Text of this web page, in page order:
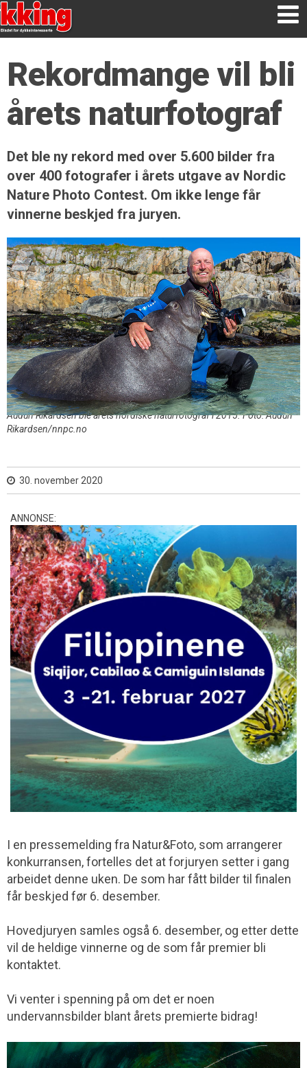
Rekordmange vil bli
årets naturfotograf
Det ble ny rekord med over 5.600 bilder fra
over 400 fotografer i årets utgave av Nordic
Nature Photo Contest. Om ikke lenge får
vinnerne beskjed fra juryen.
Audun Rikardsen ble årets nordiske naturfotograf i 2015. Foto: Audun
Rikardsen/nnpc.no
30. november 2020
ANNONSE:
I en pressemelding fra Natur&Foto, som arrangerer
konkurransen, fortelles det at forjuryen setter i gang
arbeidet denne uken. De som har fått bilder til finalen
får beskjed før 6. desember.
Hovedjuryen samles også 6. desember, og etter dette
vil de heldige vinnerne og de som får premier bli
kontaktet.
Vi venter i spenning på om det er noen
undervannsbilder blant årets premierte bidrag!